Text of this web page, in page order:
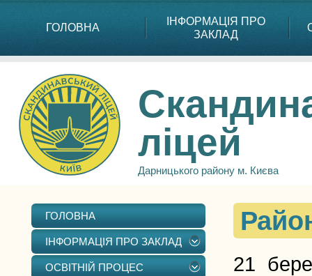
ГОЛОВНА
ІНФОРМАЦІЯ ПРО
ЗАКЛАД
ліцей
Дарницького району м. Києва
ГОЛОВНА
ІНФОРМАЦІЯ ПРО ЗАКЛАД
ОСВІТНІЙ ПРОЦЕС
21